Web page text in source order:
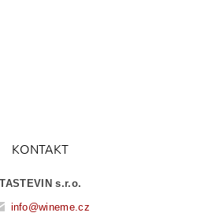
KONTAKT
TASTEVIN s.r.o.
info@wineme.cz